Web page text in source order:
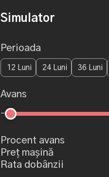
Simulator
Perioada
12 Luni 24 Luni 36 Luni
Avans
-
Procent avans
Preț mașină
Rata dobânzii